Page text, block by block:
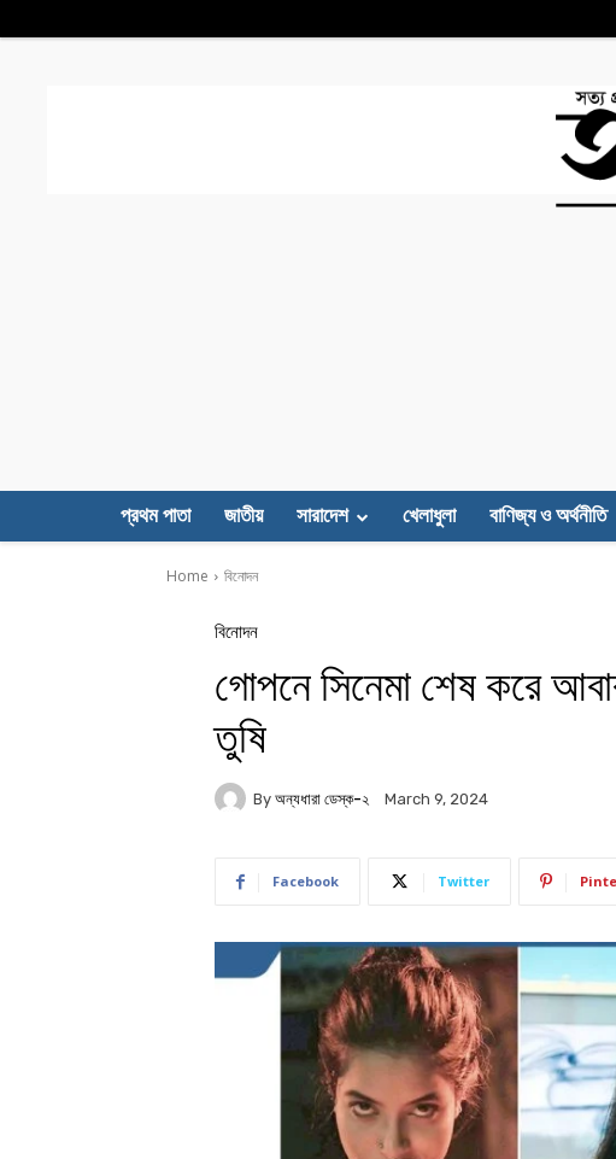
প্রথম পাতা জাতীয় সারাদেশ খেলাধুলা বাণিজ্য ও অর্থনীতি
Home বিনোদন
বিনোদন
গোপনে সিনেমা শেষ করে
তুষি
By অন্যধারা ডেস্ক-২ March 9, 2024
Facebook Twitter